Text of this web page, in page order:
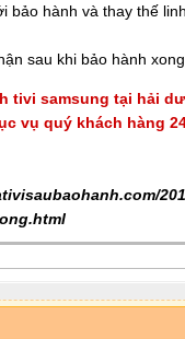
bảo hành và thay thế
sau khi bảo hành xong.
tivi samsung tại hải
vụ quý khách hàng